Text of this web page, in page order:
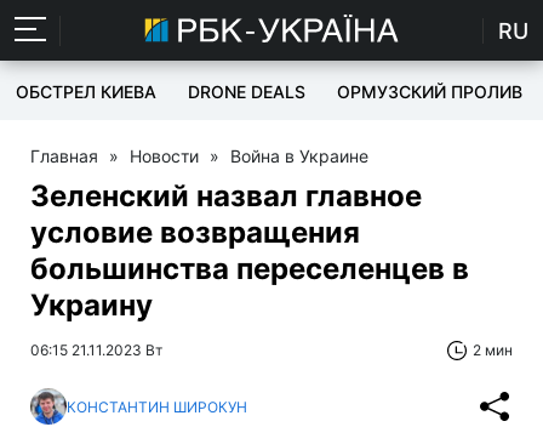
RU
ОБСТРЕЛ КИЕВА DRONE DEALS ОРМУЗСКИЙ ПРОЛИВ
Главная » Новости » Война в Украине
Зеленский назвал главное
условие возвращения
большинства переселенцев в
Украину
06:15 21.11.2023 Вт 2 мин
КОНСТАНТИН ШИРОКУН